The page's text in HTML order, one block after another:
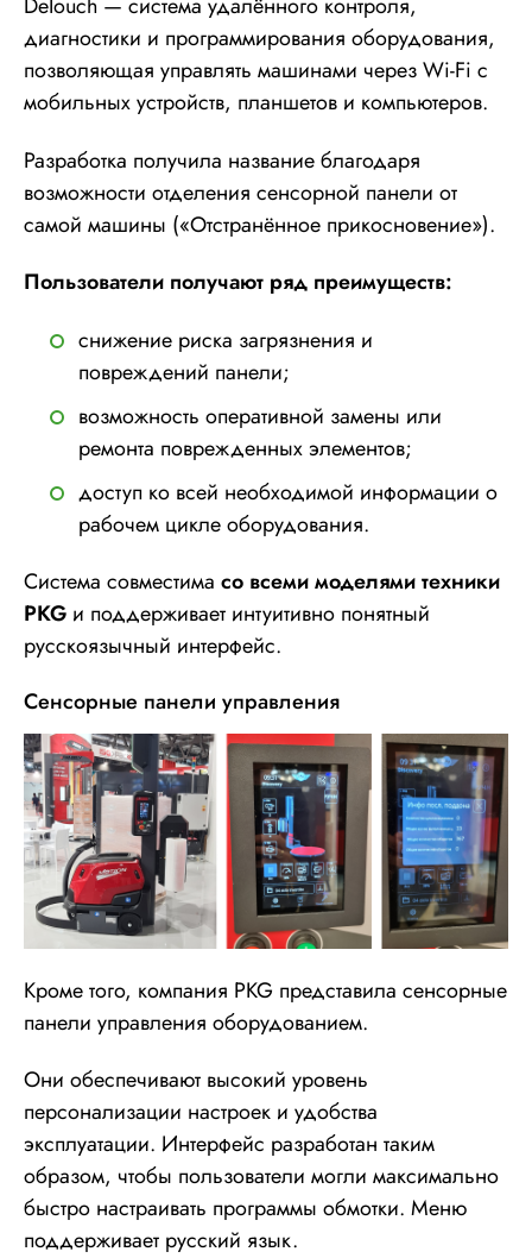
диагностики и программирования оборудования,
позволяющая управлять машинами через Wi-Fi с
мобильных устройств, планшетов и компьютеров.
Разработка получила название благодаря
возможности отделения сенсорной панели от
самой машины («Отстранённое прикосновение»).
Пользователи получают ряд преимуществ:
снижение риска загрязнения и
повреждений панели;
возможность оперативной замены или
ремонта поврежденных элементов;
доступ ко всей необходимой информации о
рабочем цикле оборудования.
Система совместима со всеми моделями техники
PKG и поддерживает интуитивно понятный
русскоязычный интерфейс.
Сенсорные панели управления
Кроме того, компания PKG представила сенсорные
панели управления оборудованием.
Они обеспечивают высокий уровень
персонализации настроек и удобства
эксплуатации. Интерфейс разработан таким
образом, чтобы пользователи могли максимально
быстро настраивать программы обмотки. Меню
поддерживает русский язык.